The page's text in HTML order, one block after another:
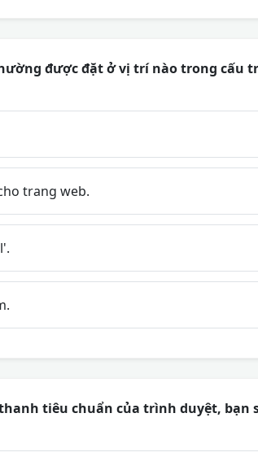
được đặt ở vị trí nào trong cấu
trang web.
tiêu chuẩn của trình duyệt, bạn